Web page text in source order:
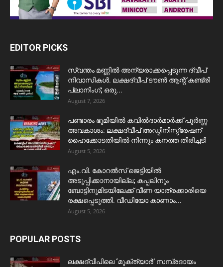
EDITOR PICKS
സ്വന്തം മണ്ണിൽ അന്യരാക്കപ്പെടുന്ന ദ്വീപ്
നിവാസികൾ. ലക്ഷദ്വീപ് ടൗൺ ആന്റ് കണ്ട്രി
പ്ലാനിംഗ്; ഒരു...
August 7, 2026
പണ്ടാരം ഭൂമിയിൽ കവിൽദാർമാർക്ക് പൂർണ്ണ
അവകാശം: ലക്ഷദ്വീപ് അഡ്മിനിസ്ട്രേഷന്
ഹൈക്കോടതിയിൽ നിന്നും കനത്ത തിരിച്ചടി
August 5, 2026
​എം.വി. കോറൽസ് ജെട്ടിയിൽ
അടുപ്പിക്കാനായില്ല; കപ്പലിനും
ബോട്ടിനുമിടയിലേക്ക് വീണ യാത്രക്കാരിയെ
രക്ഷപ്പെടുത്തി. വീഡിയോ കാണാം...
August 5, 2026
POPULAR POSTS
ലക്ഷദ്വീപിലെ ‘മുക്ത്യാർ’ സമ്പ്രദായം